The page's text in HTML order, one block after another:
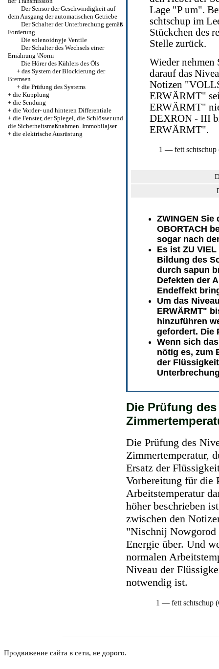
Der Sensor der Geschwindigkeit auf
dem Ausgang der automatischen Getriebe
Der Schalter der Unterbrechung gemäß
Forderung
Die solenoidnyje Ventile
Der Schalter des Wechsels einer
Ernährung \Norm
Die Hörer des Kühlers des Öls
+ das System der Blockierung der
Bremsen
+ die Prüfung des Systems
+ die Kupplung
+ die Sendung
+ die Vorder- und hinteren Differentiale
+ die Fenster, der Spiegel, die Schlösser und
die Sicherheitsmaßnahmen. Immobilajser
+ die elektrische Ausrüstung
Lage "P um".
schtschup im
Stückchen des
Stelle zurück.
Wieder nehmen
darauf das
Notizen
ERWÄRMT"
ERWÄRMT"
DEXRON - III
ERWÄRMT".
1 — fett schtschup
ZWINGEN Sie
OBORTACH
sogar nach
Es ist ZU
Bildung des
durch sapun
Defekten der
Endeffekt
Um das
ERWÄRMT"
hinzuführen
gefordert. Die
Wenn sich
nötig es, zum
der
Die Prüfung
Die Prüfung des
Zimmertemperatur,
Ersatz der
Vorbereitung für die
Arbeitstemperatur
höher beschrieben
zwischen den
"Nischnij Nowgorod
Energie über. Und
normalen
Niveau der
notwendig ist.
1 — fett schtschup
Продвижение сайта в сети, не дорого.